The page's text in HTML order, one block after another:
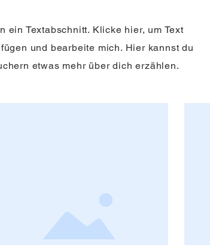
ein Textabschnitt. Klicke hier, um Text
und bearbeite mich. Hier kannst du
etwas mehr über dich erzählen.